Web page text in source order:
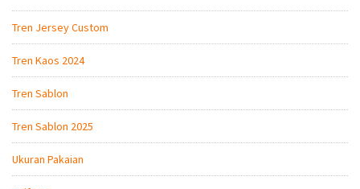
Tren Jersey Custom
Tren Kaos 2024
Tren Sablon
Tren Sablon 2025
Ukuran Pakaian